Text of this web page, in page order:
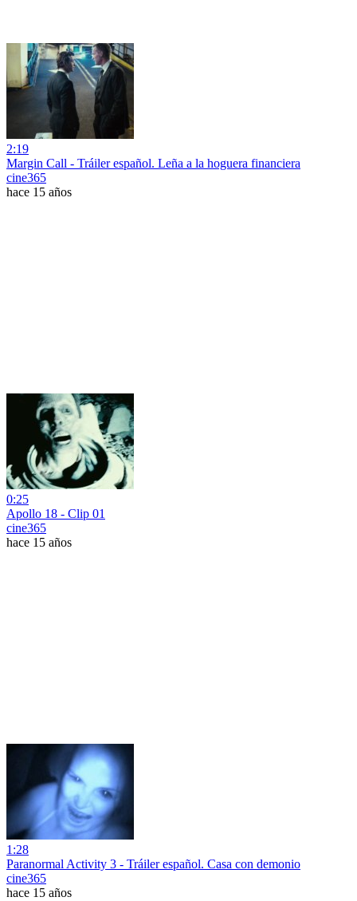
2:19
Margin Call - Tráiler español. Leña a la hoguera financiera
cine365
hace 15 años
0:25
Apollo 18 - Clip 01
cine365
hace 15 años
1:28
Paranormal Activity 3 - Tráiler español. Casa con demonio
cine365
hace 15 años